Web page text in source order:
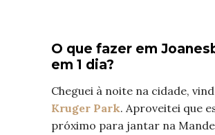
O que fazer em
em 1 dia?
Cheguei à noite na cidade,
Kruger Park. Aproveitei que
próximo para jantar na